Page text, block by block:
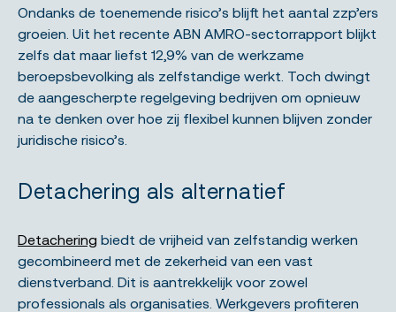
Ondanks de toenemende risico’s blijft het aantal zzp’ers
groeien. Uit het recente ABN AMRO-sectorrapport blijkt
zelfs dat maar liefst 12,9% van de werkzame
beroepsbevolking als zelfstandige werkt. Toch dwingt
de aangescherpte regelgeving bedrijven om opnieuw
na te denken over hoe zij flexibel kunnen blijven zonder
juridische risico’s.
Detachering als alternatief
Detachering biedt de vrijheid van zelfstandig werken
gecombineerd met de zekerheid van een vast
dienstverband. Dit is aantrekkelijk voor zowel
professionals als organisaties. Werkgevers profiteren